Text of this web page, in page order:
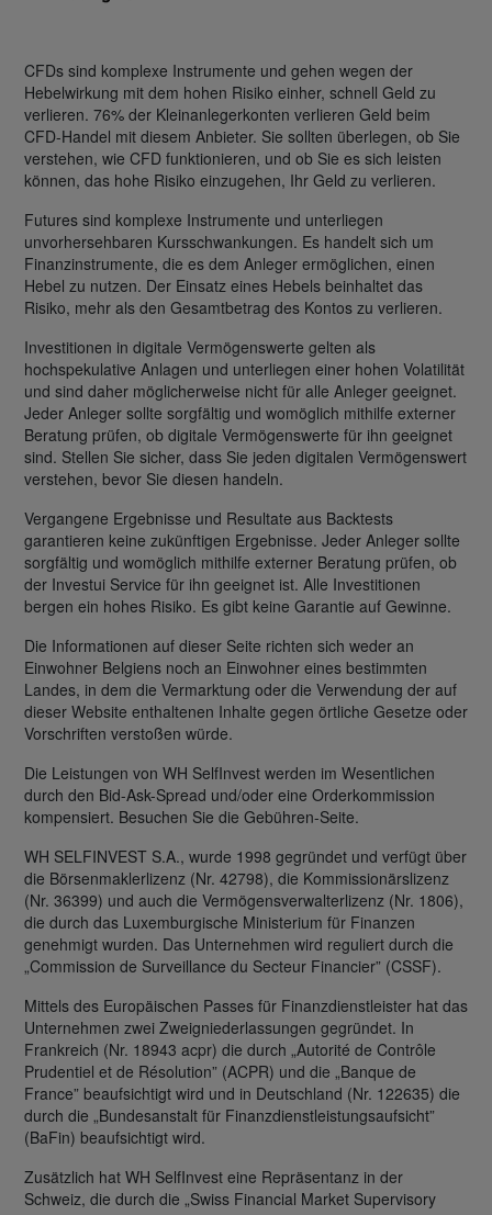
CFDs sind komplexe Instrumente und gehen wegen der
Hebelwirkung mit dem hohen Risiko einher, schnell Geld zu
verlieren. 76% der Kleinanlegerkonten verlieren Geld beim
CFD-Handel mit diesem Anbieter. Sie sollten überlegen, ob Sie
verstehen, wie CFD funktionieren, und ob Sie es sich leisten
können, das hohe Risiko einzugehen, Ihr Geld zu verlieren.
Futures sind komplexe Instrumente und unterliegen
unvorhersehbaren Kursschwankungen. Es handelt sich um
Finanzinstrumente, die es dem Anleger ermöglichen, einen
Hebel zu nutzen. Der Einsatz eines Hebels beinhaltet das
Risiko, mehr als den Gesamtbetrag des Kontos zu verlieren.
Investitionen in digitale Vermögenswerte gelten als
hochspekulative Anlagen und unterliegen einer hohen Volatilität
und sind daher möglicherweise nicht für alle Anleger geeignet.
Jeder Anleger sollte sorgfältig und womöglich mithilfe externer
Beratung prüfen, ob digitale Vermögenswerte für ihn geeignet
sind. Stellen Sie sicher, dass Sie jeden digitalen Vermögenswert
verstehen, bevor Sie diesen handeln.
Vergangene Ergebnisse und Resultate aus Backtests
garantieren keine zukünftigen Ergebnisse. Jeder Anleger sollte
sorgfältig und womöglich mithilfe externer Beratung prüfen, ob
der Investui Service für ihn geeignet ist. Alle Investitionen
bergen ein hohes Risiko. Es gibt keine Garantie auf Gewinne.
Die Informationen auf dieser Seite richten sich weder an
Einwohner Belgiens noch an Einwohner eines bestimmten
Landes, in dem die Vermarktung oder die Verwendung der auf
dieser Website enthaltenen Inhalte gegen örtliche Gesetze oder
Vorschriften verstoßen würde.
Die Leistungen von WH SelfInvest werden im Wesentlichen
durch den Bid-Ask-Spread und/oder eine Orderkommission
kompensiert. Besuchen Sie die Gebühren-Seite.
WH SELFINVEST S.A., wurde 1998 gegründet und verfügt über
die Börsenmaklerlizenz (Nr. 42798), die Kommissionärslizenz
(Nr. 36399) und auch die Vermögensverwalterlizenz (Nr. 1806),
die durch das Luxemburgische Ministerium für Finanzen
genehmigt wurden. Das Unternehmen wird reguliert durch die
„Commission de Surveillance du Secteur Financier” (CSSF).
Mittels des Europäischen Passes für Finanzdienstleister hat das
Unternehmen zwei Zweigniederlassungen gegründet. In
Frankreich (Nr. 18943 acpr) die durch „Autorité de Contrôle
Prudentiel et de Résolution” (ACPR) und die „Banque de
France” beaufsichtigt wird und in Deutschland (Nr. 122635) die
durch die „Bundesanstalt für Finanzdienstleistungsaufsicht”
(BaFin) beaufsichtigt wird.
Zusätzlich hat WH SelfInvest eine Repräsentanz in der
Schweiz, die durch die „Swiss Financial Market Supervisory